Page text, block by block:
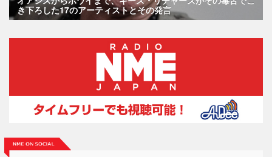
き下ろした17のアーティストとその発言